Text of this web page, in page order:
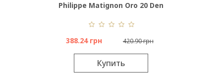
Philippe Matignon Oro 20 Den
388.24 грн 420.90 грн
Купить